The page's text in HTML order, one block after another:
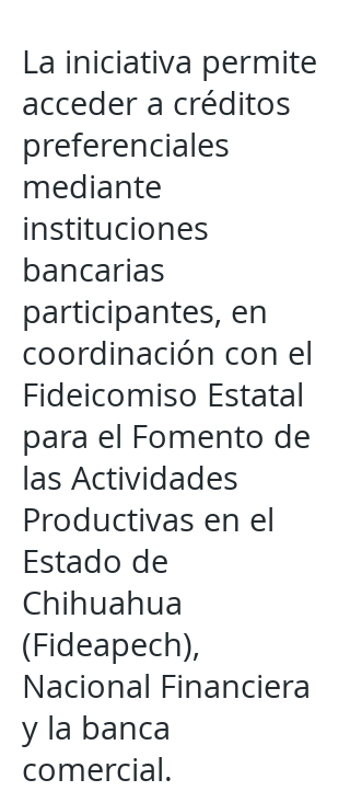
La iniciativa permite
acceder a créditos
preferenciales
mediante
instituciones
bancarias
participantes, en
coordinación con el
Fideicomiso Estatal
para el Fomento de
las Actividades
Productivas en el
Estado de
Chihuahua
(Fideapech),
Nacional Financiera
y la banca
comercial.